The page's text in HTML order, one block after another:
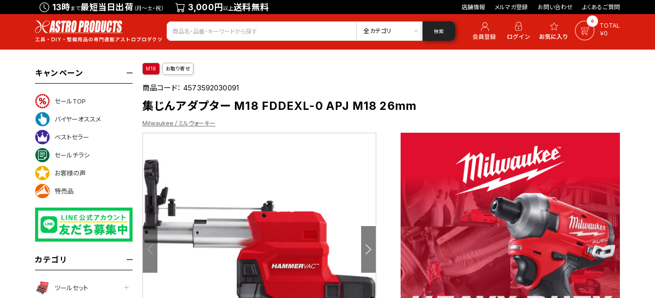
13時まで最短当日出荷 （月～土・祝） 3,000円以上送料無料 店舗情報 メルマガ登録 お問い合わせ よくあるご質問
会員登録 ログイン お気に入り 0
TOTAL
￥0
全カテゴリ 検索
キャンペーン
セールTOP
バイヤーオススメ
ベストセラー
セールチラシ
お客様の声
特売品
カテゴリ
ツールセット
M18 お取り寄せ
商品コード：4573592030091
集じんアダプター M18 FDDEXL-0 APJ M18 26mm
Milwaukee / ミルウォーキー